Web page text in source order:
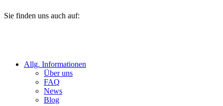
Sie finden uns auch auf:
Allg. Informationen
Über uns
FAQ
News
Blog